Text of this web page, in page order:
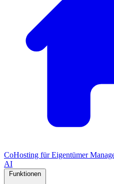
CoHosting für Eigentümer
AI